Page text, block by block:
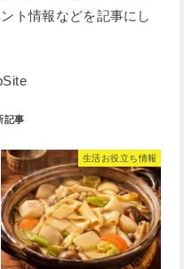
ト情報などを記事にし
生活お役立ち情報